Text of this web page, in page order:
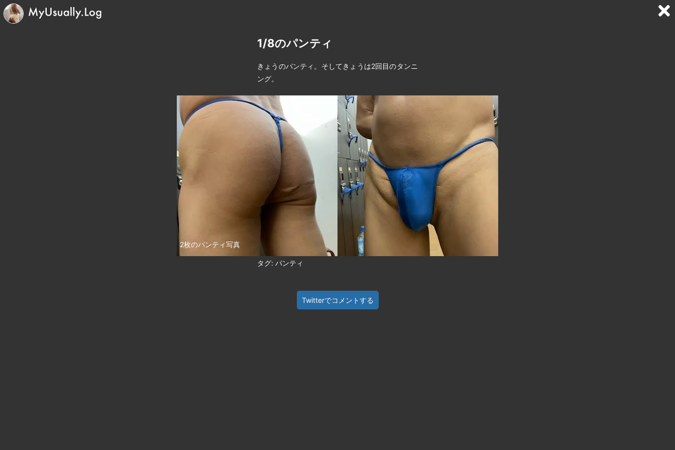
1/8のパンティ
きょうのパンティ。そしてきょうは2回目のタンニ
ング。
2枚のパンティ写真
タグ: パンティ
Twitterでコメントする